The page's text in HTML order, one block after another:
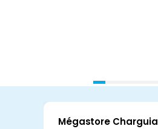
Mégastore Charguia